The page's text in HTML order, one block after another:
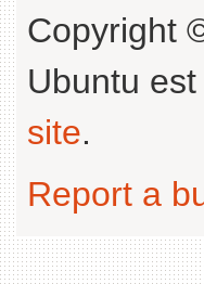
Copyright
Ubuntu
site.
Report a